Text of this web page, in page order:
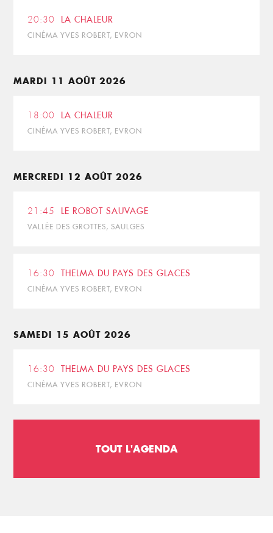
20:30 LA CHALEUR
CINÉMA YVES ROBERT, EVRON
MARDI 11 AOÛT 2026
18:00 LA CHALEUR
CINÉMA YVES ROBERT, EVRON
MERCREDI 12 AOÛT 2026
21:45 LE ROBOT SAUVAGE
VALLÉE DES GROTTES, SAULGES
16:30 THELMA DU PAYS DES GLACES
CINÉMA YVES ROBERT, EVRON
SAMEDI 15 AOÛT 2026
16:30 THELMA DU PAYS DES GLACES
CINÉMA YVES ROBERT, EVRON
TOUT L'AGENDA